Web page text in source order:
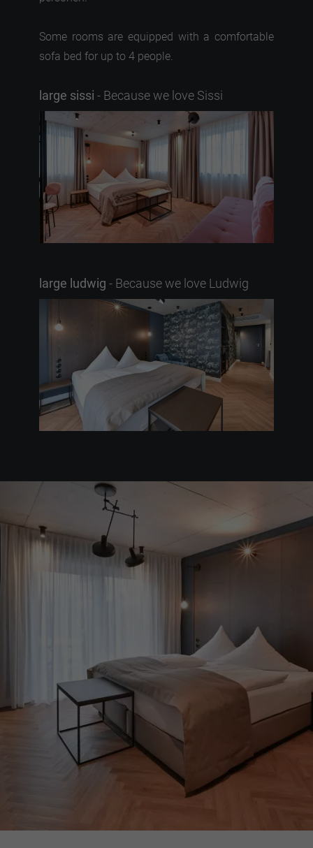
Some rooms are equipped with a comfortable
sofa bed for up to 4 people.
large sissi - Because we love Sissi
large ludwig - Because we love Ludwig